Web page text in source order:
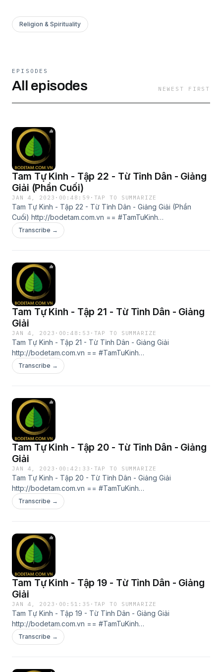
Religion & Spirituality
EPISODES
All episodes NEWEST FIRST
Tam Tự Kinh - Tập 22 - Từ Tỉnh Dân - Giảng
Giải (Phần Cuối)
JAN 4, 2023 · 00:48:59 · TAP TO SUMMARIZE
Tam Tự Kinh - Tập 22 - Từ Tỉnh Dân - Giảng Giải (Phần
Cuối) http://bodetam.com.vn == #TamTuKinh
#TamTuKinhGiangGiai #TamTựKinh #TamTựKinhGiảngGiải
#VươngỨngLân #Từ Tỉnh Dân #TuTinhDan #BoDeTam
Transcribe →
Tam Tự Kinh - Tập 21 - Từ Tỉnh Dân - Giảng
Giải
JAN 4, 2023 · 00:48:53 · TAP TO SUMMARIZE
Tam Tự Kinh - Tập 21 - Từ Tỉnh Dân - Giảng Giải
http://bodetam.com.vn == #TamTuKinh
#TamTuKinhGiangGiai #TamTựKinh #TamTựKinhGiảngGiải
#VươngỨngLân #Từ Tỉnh Dân #TuTinhDan #BoDeTam
Transcribe →
Tam Tự Kinh - Tập 20 - Từ Tỉnh Dân - Giảng
Giải
JAN 4, 2023 · 00:42:33 · TAP TO SUMMARIZE
Tam Tự Kinh - Tập 20 - Từ Tỉnh Dân - Giảng Giải
http://bodetam.com.vn == #TamTuKinh
#TamTuKinhGiangGiai #TamTựKinh #TamTựKinhGiảngGiải
#VươngỨngLân #Từ Tỉnh Dân #TuTinhDan #BoDeTam
Transcribe →
Tam Tự Kinh - Tập 19 - Từ Tỉnh Dân - Giảng
Giải
JAN 4, 2023 · 00:51:35 · TAP TO SUMMARIZE
Tam Tự Kinh - Tập 19 - Từ Tỉnh Dân - Giảng Giải
http://bodetam.com.vn == #TamTuKinh
#TamTuKinhGiangGiai #TamTựKinh #TamTựKinhGiảngGiải
#VươngỨngLân #Từ Tỉnh Dân #TuTinhDan #BoDeTam
Transcribe →